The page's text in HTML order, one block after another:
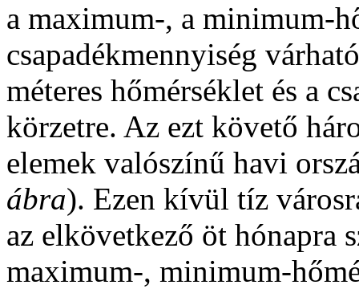
a maximum-, a minimum-
csapadékmennyiség
méteres hőmérséklet és a
körzetre. Az ezt követő
elemek valószínű havi
ábra). Ezen kívül tíz
az elkövetkező öt hónapra
maximum-, minimum-